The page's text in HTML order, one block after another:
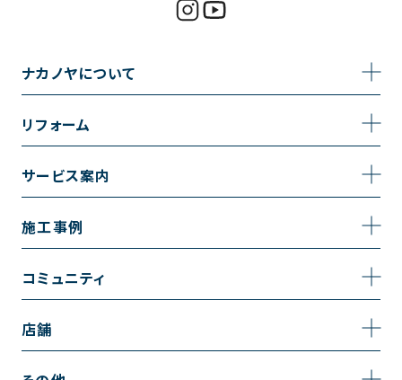
ナカノヤについて
事業内容
採用情報
リフォーム
トイレのリフォーム
キッチンのリフォーム
リノベーション
サービス案内
サービスの流れ
施工事例
施工事例一覧
お風呂の施工事例
コミュニティ
コミュニティ
店舗
越谷店